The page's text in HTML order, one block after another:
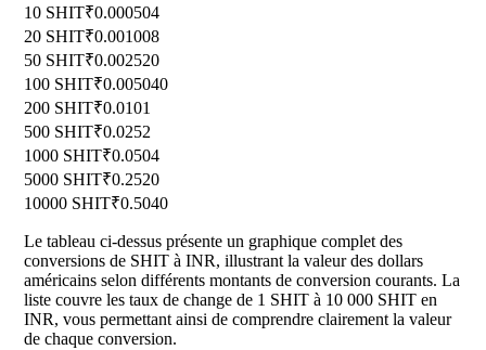
10 SHIT₹0.000504
20 SHIT₹0.001008
50 SHIT₹0.002520
100 SHIT₹0.005040
200 SHIT₹0.0101
500 SHIT₹0.0252
1000 SHIT₹0.0504
5000 SHIT₹0.2520
10000 SHIT₹0.5040
Le tableau ci-dessus présente un graphique complet des
conversions de SHIT à INR, illustrant la valeur des dollars
américains selon différents montants de conversion courants. La
liste couvre les taux de change de 1 SHIT à 10 000 SHIT en
INR, vous permettant ainsi de comprendre clairement la valeur
de chaque conversion.